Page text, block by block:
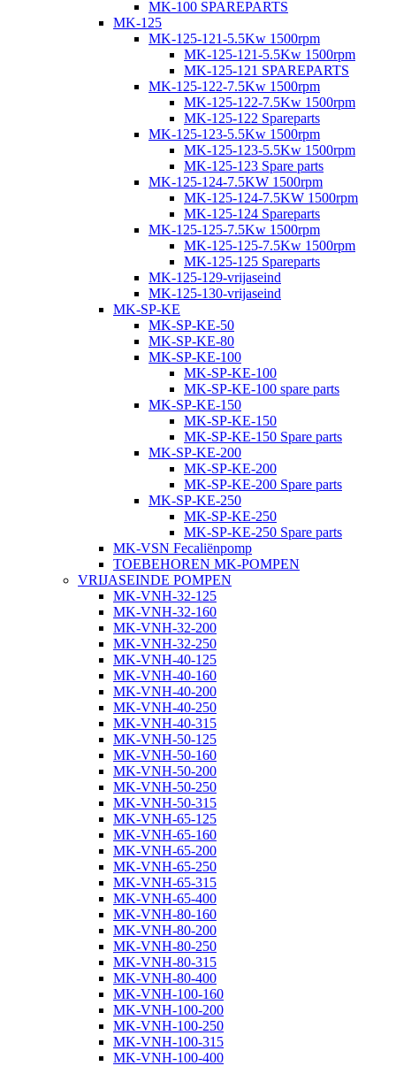
MK-100 SPAREPARTS
MK-125
MK-125-121-5.5Kw 1500rpm
MK-125-121-5.5Kw 1500rpm
MK-125-121 SPAREPARTS
MK-125-122-7.5Kw 1500rpm
MK-125-122-7.5Kw 1500rpm
MK-125-122 Spareparts
MK-125-123-5.5Kw 1500rpm
MK-125-123-5.5Kw 1500rpm
MK-125-123 Spare parts
MK-125-124-7.5KW 1500rpm
MK-125-124-7.5KW 1500rpm
MK-125-124 Spareparts
MK-125-125-7.5Kw 1500rpm
MK-125-125-7.5Kw 1500rpm
MK-125-125 Spareparts
MK-125-129-vrijaseind
MK-125-130-vrijaseind
MK-SP-KE
MK-SP-KE-50
MK-SP-KE-80
MK-SP-KE-100
MK-SP-KE-100
MK-SP-KE-100 spare parts
MK-SP-KE-150
MK-SP-KE-150
MK-SP-KE-150 Spare parts
MK-SP-KE-200
MK-SP-KE-200
MK-SP-KE-200 Spare parts
MK-SP-KE-250
MK-SP-KE-250
MK-SP-KE-250 Spare parts
MK-VSN Fecaliënpomp
TOEBEHOREN MK-POMPEN
VRIJASEINDE POMPEN
MK-VNH-32-125
MK-VNH-32-160
MK-VNH-32-200
MK-VNH-32-250
MK-VNH-40-125
MK-VNH-40-160
MK-VNH-40-200
MK-VNH-40-250
MK-VNH-40-315
MK-VNH-50-125
MK-VNH-50-160
MK-VNH-50-200
MK-VNH-50-250
MK-VNH-50-315
MK-VNH-65-125
MK-VNH-65-160
MK-VNH-65-200
MK-VNH-65-250
MK-VNH-65-315
MK-VNH-65-400
MK-VNH-80-160
MK-VNH-80-200
MK-VNH-80-250
MK-VNH-80-315
MK-VNH-80-400
MK-VNH-100-160
MK-VNH-100-200
MK-VNH-100-250
MK-VNH-100-315
MK-VNH-100-400